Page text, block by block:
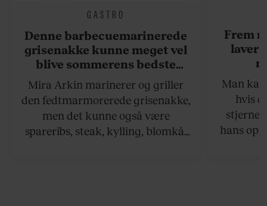
GASTRO
Denne barbecuemarinerede
grisenakke kunne meget vel
blive sommerens bedste
grillret
Mira Arkin marinerer og griller
den fedtmarmorerede grisenakke,
men det kunne også være
spareribs, steak, kylling, blomkål
Frem
laver
Man
hvis
hans